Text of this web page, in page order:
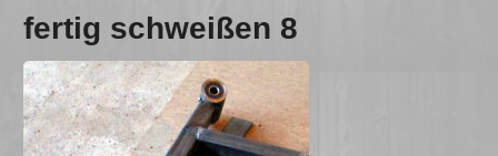
fertig schweißen 8